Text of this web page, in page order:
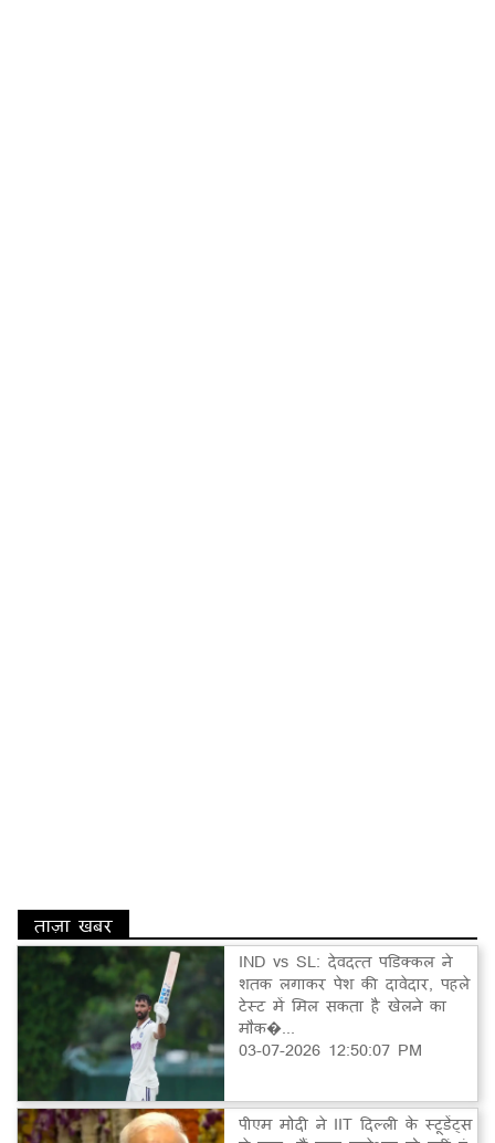
ताज़ा खबर
IND vs SL: देवदत्त पडिक्कल ने
शतक लगाकर पेश की दावेदार, पहले
टेस्ट में मिल सकता है खेलने का
मौक�...
03-07-2026 12:50:07 PM
पीएम मोदी ने IIT दिल्ली के स्टूडेंट्स